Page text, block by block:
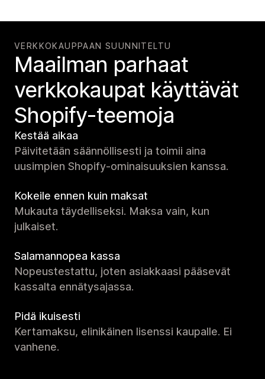
VERKKOKAUPPAAN SUUNNITELTU
Maailman parhaat
verkko­kaupat käyttävät
Shopify-teemoja
Kestää aikaa
Päivitetään säännöllisesti ja toimii aina
uusimpien Shopify-ominaisuuksien kanssa.
Kokeile ennen kuin maksat
Mukauta täydelliseksi. Maksa vain, kun
julkaiset.
Salamannopea kassa
Nopeustestattu, joten asiakkaasi pääsevät
kassalta ennätysajassa.
Pidä ikuisesti
Kertamaksu, elinikäinen lisenssi kaupalle. Ei
vanhene.